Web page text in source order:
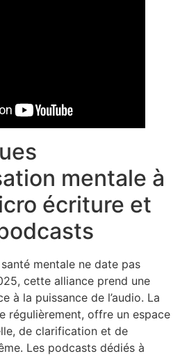
mentale à
écriture et
mentale ne date pas
cette alliance prend une
à la puissance de l’audio. La
régulièrement, offre un espace
de clarification et de
Les podcasts dédiés à